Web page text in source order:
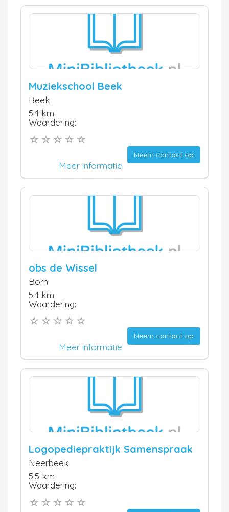
Muziekschool Beek
Beek
5.4 km
Waardering:
Neem contact op
Meer informatie
obs de Wissel
Born
5.4 km
Waardering:
Neem contact op
Meer informatie
Logopediepraktijk Samenspraak
Neerbeek
5.5 km
Waardering: